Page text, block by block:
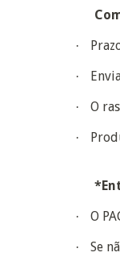
·
·
· O
·
· O
· Se